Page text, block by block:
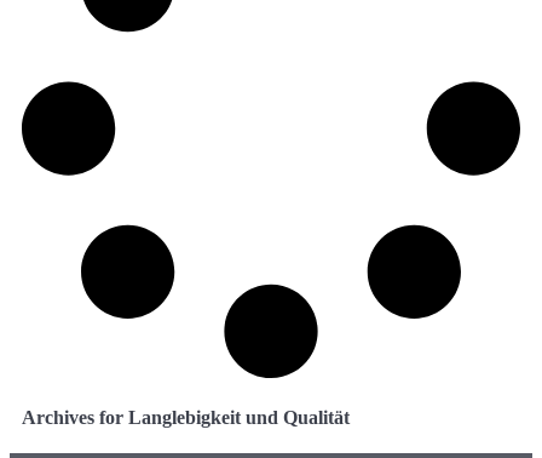
Archives for Langlebigkeit und Qualität